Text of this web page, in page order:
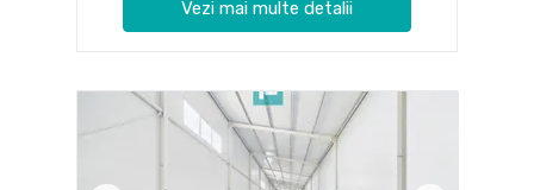
Vezi mai multe detalii